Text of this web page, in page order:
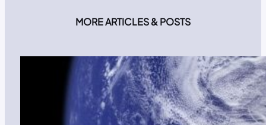
MORE ARTICLES & POSTS